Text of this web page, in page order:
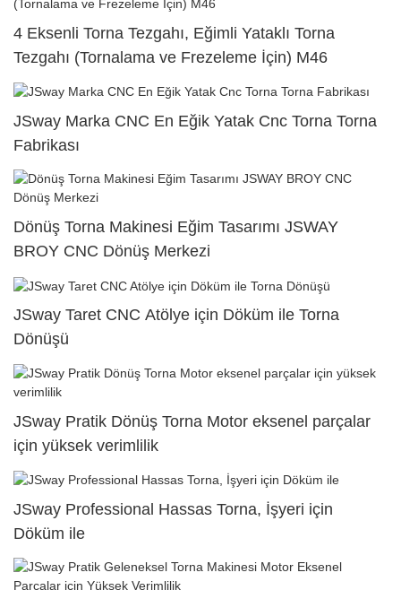
4 Eksenli Torna Tezgahı, Eğimli Yataklı Torna
Tezgahı (Tornalama ve Frezeleme İçin) M46
JSway Marka CNC En Eğik Yatak Cnc Torna Torna
Fabrikası
Dönüş Torna Makinesi Eğim Tasarımı JSWAY
BROY CNC Dönüş Merkezi
JSway Taret CNC Atölye için Döküm ile Torna
Dönüşü
JSway Pratik Dönüş Torna Motor eksenel parçalar
için yüksek verimlilik
JSway Professional Hassas Torna, İşyeri için
Döküm ile